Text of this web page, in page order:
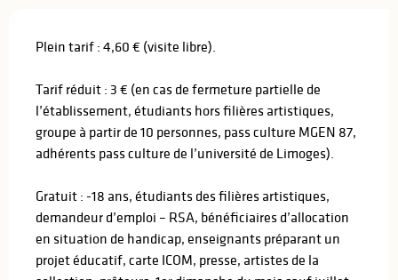
Plein tarif : 4,60 € (visite libre).
Tarif réduit : 3 € (en cas de fermeture partielle de
l’établissement, étudiants hors filières artistiques,
groupe à partir de 10 personnes, pass culture MGEN 87,
adhérents pass culture de l’université de Limoges).
Gratuit : -18 ans, étudiants des filières artistiques,
demandeur d’emploi – RSA, bénéficiaires d’allocation
en situation de handicap, enseignants préparant un
projet éducatif, carte ICOM, presse, artistes de la